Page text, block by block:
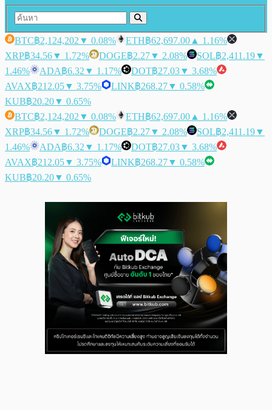
BTC฿2,124,202 ▼ 0.08% ETH฿62,697.00 ▲ 1.16%
XRP฿34.56▼ 1.72% DOGE฿2.27▼ 2.08% SOL฿2,411.19▼
1.46%
ADA฿6.32 ▼ 1.17% DOT฿27.03▼ 3.68%
AVAX฿212.05▼ 3.75% LINK฿268.27▼ 0.58%
KUB฿20.20▼ 0.65%
BTC฿2,124,202 ▼ 0.08% ETH฿62,697.00 ▲ 1.16%
XRP฿34.56▼ 1.72% DOGE฿2.27▼ 2.08% SOL฿2,411.19▼
1.46%
ADA฿6.32 ▼ 1.17% DOT฿27.03▼ 3.68%
AVAX฿212.05▼ 3.75% LINK฿268.27▼ 0.58%
KUB฿20.20▼ 0.65%